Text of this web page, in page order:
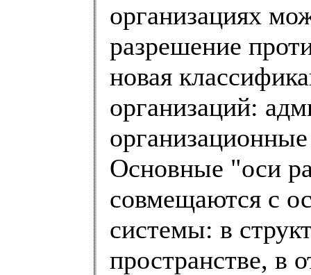
организациях
разрешение
новая
организаций:
Основные "оси
совмещаются с
системы: в
пространстве, в